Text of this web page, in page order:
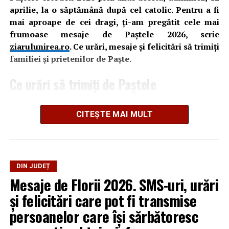
următorii ani: 2026, 2027, 2028, 2029, 2030
CÂND SE VA SĂRBĂTORII PASTELE 2026 și în
următorii ani:
Paștele Ortodox 2021 – 2 mai
Paștele Ortodox 2022 – 24 aprilie
Paștele Ortodox 2025 – 20 aprilie
Paștele Ortodox 2026 – 12 aprilie
Paștele Ortodox 2027 – 2 mai
Paștele Ortodox 2028 – 16 aprilie
Paștele Ortodox 2029 – 8 aprilie
aprilie, la o săptămână după cel catolic. Pentru a fi
mai aproape de cei dragi, ți-am pregătit cele mai
frumoase mesaje de Paștele 2026, scrie
ziarulunirea.ro. Ce urări, mesaje și felicitări să trimiți
familiei și prietenilor de Paște.
„Umblă veste-n tot orașul, cum că vine iepurașul, Să vă
aducă pe-nserat, Paști bun și Luminat!”
„Simte-te bine de Paște și înfruptă-te cu bucate.
CITEȘTE MAI MULT
DIN JUDEȚ
Mesaje de Florii 2026. SMS-uri, urări
și felicitări care pot fi transmise
persoanelor care îşi sărbătoresc